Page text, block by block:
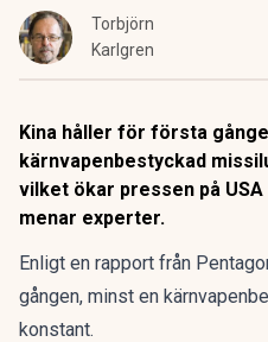
Torbjörn
Karlgren
Kina håller för första
kärnvapenbestyckad
vilket ökar pressen på
menar experter.
Enligt en rapport från
gången, minst en
konstant.